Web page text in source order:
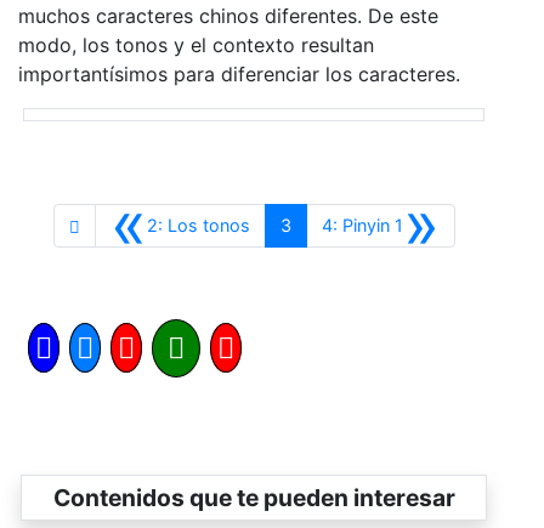
muchos caracteres chinos diferentes. De este
modo, los tonos y el contexto resultan
importantísimos para diferenciar los caracteres.
«2: Los tonosAnterior
3 »
4: Pinyin 1 Siguiente
Contenidos que te pueden interesar